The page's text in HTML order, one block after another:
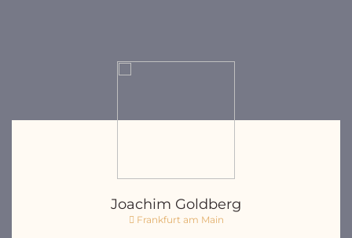
Joachim Goldberg
Frankfurt am Main